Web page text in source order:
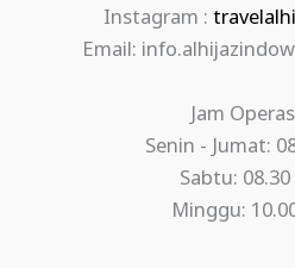
Instagram :
Email:
Jam
Senin - Jumat:
Sabtu: 08.30
Minggu: